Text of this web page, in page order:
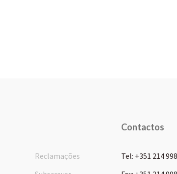
Reclamações
Contactos
Tel: +351 214